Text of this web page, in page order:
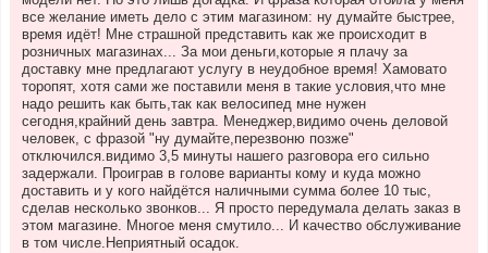
все желание иметь дело с этим магазином: ну думайте быстрее,
время идёт! Мне страшной представить как же происходит в
розничных магазинах... За мои деньги,которые я плачу за
доставку мне предлагают услугу в неудобное время! Хамовато
торопят, хотя сами же поставили меня в такие условия,что мне
надо решить как быть,так как велосипед мне нужен
сегодня,крайний день завтра. Менеджер,видимо очень деловой
человек, с фразой "ну думайте,перезвоню позже"
отключился.видимо 3,5 минуты нашего разговора его сильно
задержали. Проиграв в голове варианты кому и куда можно
доставить и у кого найдётся наличными сумма более 10 тыс,
сделав несколько звонков... Я просто передумала делать заказ в
этом магазине. Многое меня смутило... И качество обслуживание
в том числе.Неприятный осадок.